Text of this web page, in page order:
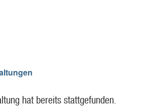
Evolutionspädagogik®
hat bereits stattgefunden.